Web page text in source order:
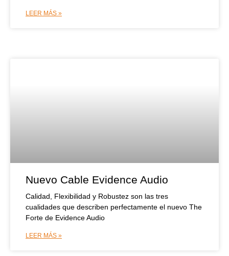
LEER MÁS »
Nuevo Cable Evidence Audio
Calidad, Flexibilidad y Robustez son las tres
cualidades que describen perfectamente el nuevo The
Forte de Evidence Audio
LEER MÁS »